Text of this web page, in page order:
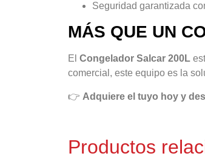
Seguridad garantizada
MÁS QUE UN
El Congelador Salcar 200L
comercial, este equipo es la
👉 Adquiere el tuyo hoy y
Productos